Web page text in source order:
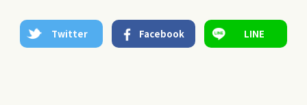
Twitter Facebook LINE